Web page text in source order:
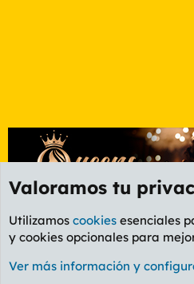
Etiquetas
Cookies
PL OLDSTYLE
Valoramos tu
Utilizamos cookies esenciales
y cookies opcionales para
Ver más información y